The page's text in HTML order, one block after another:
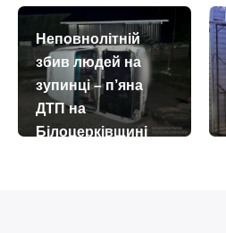
Неповнолітній
збив людей на
зупинці – п’яна
ДТП на
Білоцерківщині